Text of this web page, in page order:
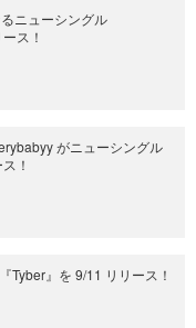
ニューシングル
ス！
がニューシングル
！
Tyber』を 9/11 リリース！